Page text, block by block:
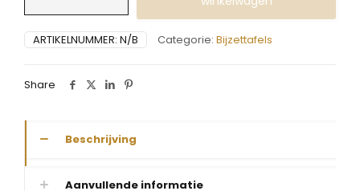
ARTIKELNUMMER: N/B Categorie: Bijzettafels
Share
Beschrijving
Aanvullende informatie